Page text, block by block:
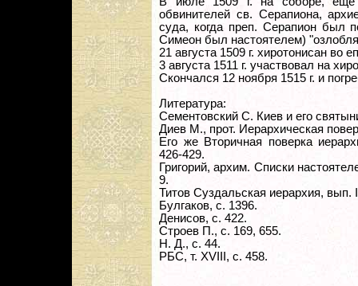
обвинителей св. Серапиона,
суда, когда преп. Серапион был
Симеон был настоятелем)
21 августа 1509 г. хиротонисан во
3 августа 1511 г. участвовал на
Скончался 12 ноября 1515 г. и
Литература:
Сементовский С. Киев и его
Диев М., прот. Иерархическая
Его же Вторичная поверка
426-429.
Григорий, архим. Списки
9.
Титов Суздальская иерархия, вып.
Булгаков, с. 1396.
Денисов, с. 422.
Строев П., с. 169, 655.
Н. Д., с. 44.
РБС, т. XVIII, с. 458.